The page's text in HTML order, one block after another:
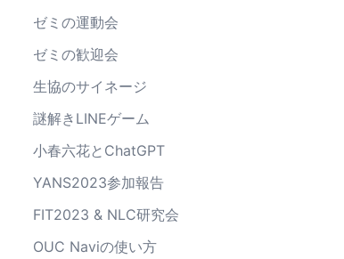
ゼミの運動会
ゼミの歓迎会
生協のサイネージ
謎解きLINEゲーム
小春六花とChatGPT
YANS2023参加報告
FIT2023 & NLC研究会
OUC Naviの使い方